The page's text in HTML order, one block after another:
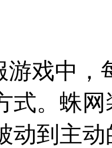
游戏中
式。蛛
动到主